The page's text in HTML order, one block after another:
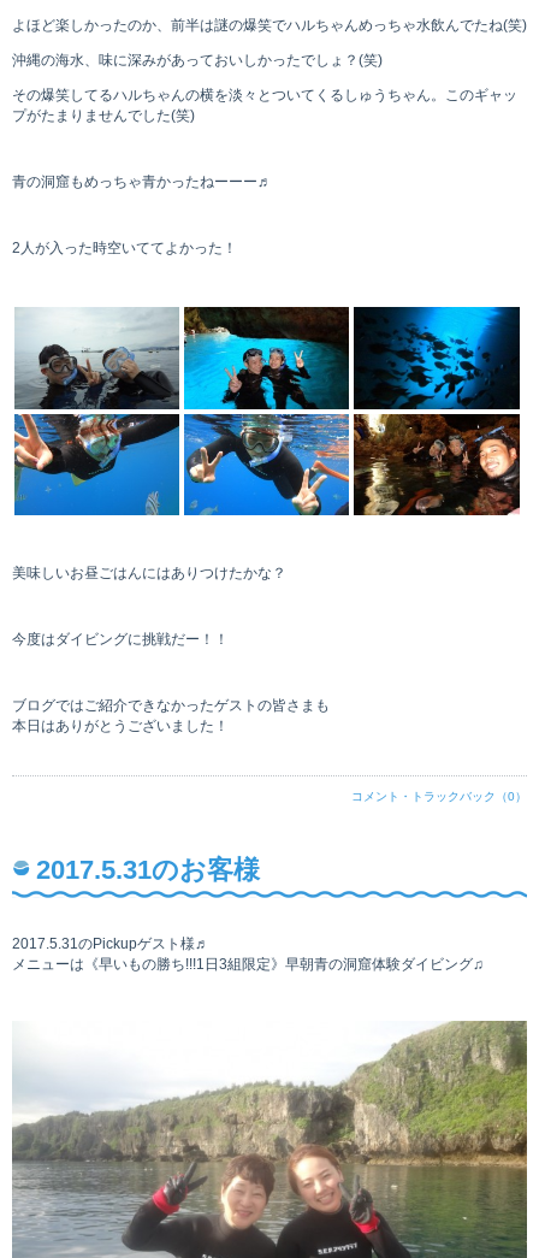
よほど楽しかったのか、前半は謎の爆笑でハルちゃんめっちゃ水飲んでたね(笑)
沖縄の海水、味に深みがあっておいしかったでしょ？(笑)
その爆笑してるハルちゃんの横を淡々とついてくるしゅうちゃん。このギャッ
プがたまりませんでした(笑)
青の洞窟もめっちゃ青かったねーーー♬
2人が入った時空いててよかった！
美味しいお昼ごはんにはありつけたかな？
今度はダイビングに挑戦だー！！
ブログではご紹介できなかったゲストの皆さまも
本日はありがとうございました！
コメント・トラックバック（0）
2017.5.31のお客様
2017.5.31のPickupゲスト様♬
メニューは《早いもの勝ち!!!1日3組限定》早朝青の洞窟体験ダイビング♫